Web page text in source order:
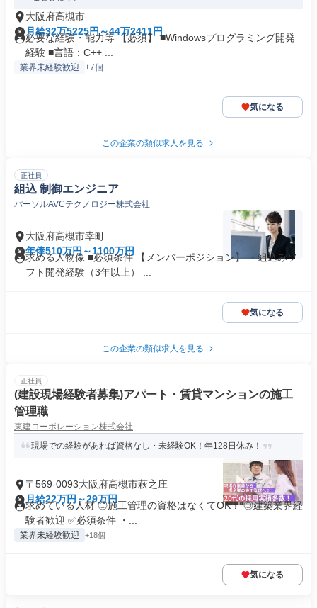
大阪府高槻市
月給32万5225円～44万2411円
必要な経験・能力等 【必須】 ■Windowsプログラミング開発
経験 ■言語：C++ ...
業界未経験歓迎 +7個
気になる
この企業の類似求人を見る
正社員
組込 制御エンジニア
パーソルAVCテクノロジー株式会社
大阪府高槻市幸町
年俸510万円～1100万円
求める人物像 ■必須条件 【メンバーポジション】 ・組込みソ
フト開発経験（3年以上） ...
気になる
この企業の類似求人を見る
正社員
(建設現場経験者募集)アパート・賃貸マンションの施工
管理職
東建コーポレーション株式会社
現場での経験があれば資格なし・未経験OK！年128日休み！
〒569-0093大阪府高槻市萩之庄
月給22万円～29万円
求めている人材 ◎施工管理の資格はなくてOK！ ◎建築業界経
験者歓迎 ✅必須条件 ・...
業界未経験歓迎 +18個
気になる